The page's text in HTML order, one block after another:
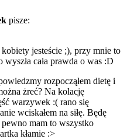
pisze:
jesteście ;), przy mnie to
cała prawda o was :D
rozpocząłem dietę i
żreć? Na kolację
warzywek :( rano się
wciskałem na siłę. Będę
mam to wszystko
kłamie :>